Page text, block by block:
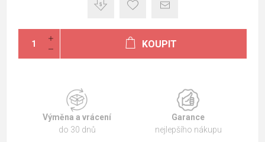
KOUPIT
Výměna a vrácení
do 30 dnů
Garance
nejlepšího nákupu